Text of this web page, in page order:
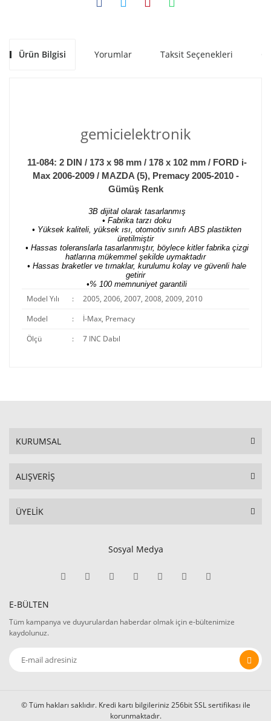
Ürün Bilgisi Yorumlar Taksit Seçenekleri
gemicielektronik
11-084: 2 DIN / 173 x 98 mm / 178 x 102 mm / FORD i-
Max 2006-2009 / MAZDA (5), Premacy 2005-2010 -
Gümüş Renk
3B dijital olarak tasarlanmış
• Fabrika tarzı doku
• Yüksek kaliteli, yüksek ısı, otomotiv sınıfı ABS plastikten
üretilmiştir
• Hassas toleranslarla tasarlanmıştır, böylece kitler fabrika çizgi
hatlarına mükemmel şekilde uymaktadır
• Hassas braketler ve tırnaklar, kurulumu kolay ve güvenli hale
getirir
•% 100 memnuniyet garantili
Model Yılı :
2005, 2006, 2007, 2008, 2009, 2010
Model
:
İ-Max, Premacy
Ölçü
: 7 INC Dabıl
KURUMSAL
ALIŞVERİŞ
ÜYELİK
Sosyal Medya
E-BÜLTEN
Tüm kampanya ve duyurulardan haberdar olmak için e-bültenimize
kaydolunuz.
© Tüm hakları saklıdır. Kredi kartı bilgileriniz 256bit SSL sertifikası ile
korunmaktadır.